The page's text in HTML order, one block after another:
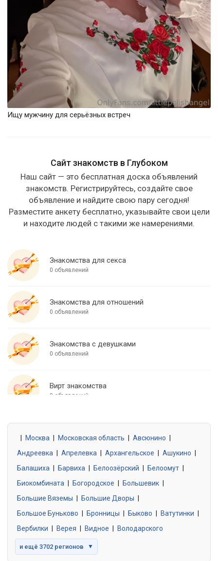
Ищу мужчину для серьёзных встреч
Сайт знакомств в Глубоком
Наш сайт — это бесплатная доска объявлений
знакомств. Регистрируйтесь, создайте свое
объявление и найдите свою пару сегодня!
Разместите анкету бесплатно, указывайте свои цели
и находите людей с такими же намерениями.
Знакомства для секса
0 объявлений
Знакомства для отношений
0 объявлений
Знакомства с девушками
0 объявлений
Вирт знакомства
0 объявлений
0 объявлений
Знакомства без обязательств
0 объявлений
Москва Московская область Авсюнино
Андреевка
Апрелевка Архангельское Ашукино
Балашиха
Барвиха Белоозёрский Белоомут
Биокомбината
Богородское Большевик
Большие Вяземы
Большие Дворы
Большое Буньково
Бронницы Быково Ватутинки
Вербилки
Верея Видное Володарского
и ещё 3702 регионов ▼